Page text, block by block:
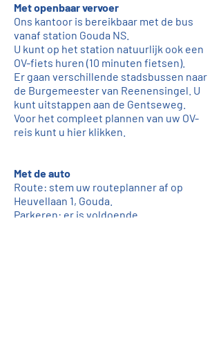
Met openbaar vervoer
Ons kantoor is bereikbaar met de bus
vanaf station Gouda NS.
U kunt op het station natuurlijk ook een
OV-fiets huren (10 minuten fietsen).
Er gaan verschillende stadsbussen naar
de Burgemeester van Reenensingel. U
kunt uitstappen aan de Gentseweg.
Voor het compleet plannen van uw OV-
reis kunt u hier klikken.
Met de auto
Route: stem uw routeplanner af op
Heuvellaan 1, Gouda.
Parkeren: er is voldoende